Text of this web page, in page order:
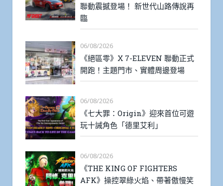
聯動震撼登場！ 新世代山路傳說再
臨
06/08/2026
《絕區零》X 7-ELEVEN 聯動正式
開跑！主題門市、實體周邊登場
06/08/2026
《七大罪：Origin》迎來首位可遊
玩十誡角色「德里艾利」
06/08/2026
《THE KING OF FIGHTERS
AFK》操控翠綠火焰、帶著傲慢笑